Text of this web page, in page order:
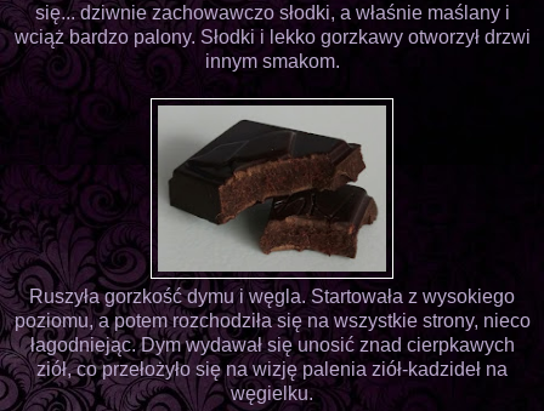
się... dziwnie zachowawczo słodki, a właśnie maślany i
wciąż bardzo palony. Słodki i lekko gorzkawy otworzył drzwi
innym smakom.
Ruszyła gorzkość dymu i węgla. Startowała z wysokiego
poziomu, a potem rozchodziła się na wszystkie strony, nieco
łagodniejąc. Dym wydawał się unosić znad cierpkawych
ziół, co przełożyło się na wizję palenia ziół-kadzideł na
węgielku.